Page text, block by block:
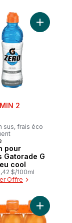
panier
2
sus, frais éco
pour
Gatorade G
cool
$/100ml
Offre
Ajouter
Raisin Pour Sportifs
Ajouter